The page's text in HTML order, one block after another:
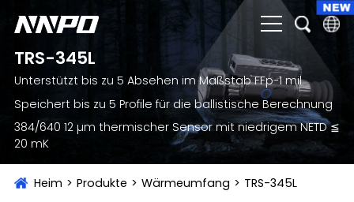
English
čeština
Deutsch
Italiano
TRS-345L
Unterstützt bis zu 5 Absehen im Maßstab FFp-1 mil
Speichert bis zu 5 Profile für die ballistische Berechnung
384/640 12 µm thermischer Sensor mit niedrigem NETD ≦
20 mK
Heim > Produkte > Wärmeumfang > TRS-345L